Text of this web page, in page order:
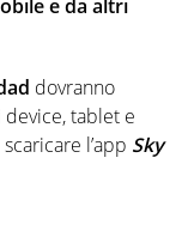
e da altri
dovranno
tablet e
l’app Sky